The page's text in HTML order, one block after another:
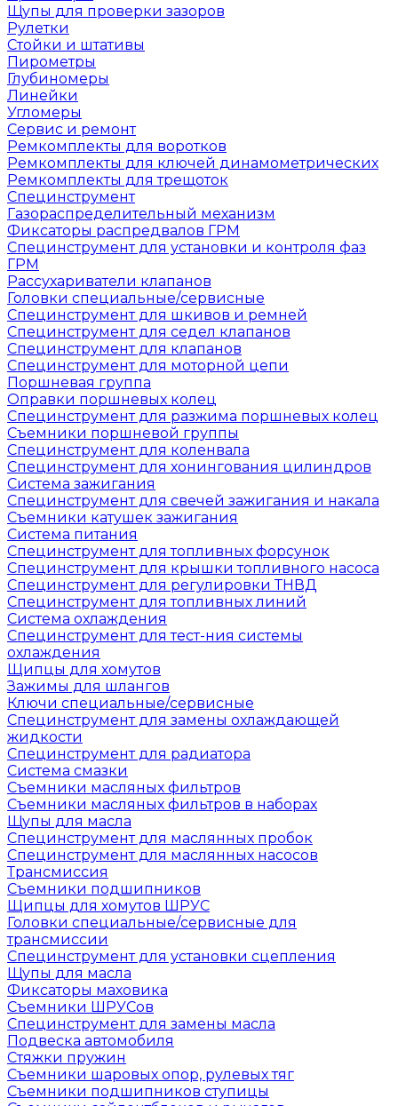
Щупы для проверки зазоров
Рулетки
Стойки и штативы
Пирометры
Глубиномеры
Линейки
Угломеры
Сервис и ремонт
Ремкомплекты для воротков
Ремкомплекты для ключей динамометрических
Ремкомплекты для трещоток
Специнструмент
Газораспределительный механизм
Фиксаторы распредвалов ГРМ
Специнструмент для установки и контроля фаз
ГРМ
Рассухариватели клапанов
Головки специальные/сервисные
Специнструмент для шкивов и ремней
Специнструмент для седел клапанов
Специнструмент для клапанов
Специнструмент для моторной цепи
Поршневая группа
Оправки поршневых колец
Специнструмент для разжима поршневых колец
Съемники поршневой группы
Специнструмент для коленвала
Специнструмент для хонингования цилиндров
Система зажигания
Специнструмент для свечей зажигания и накала
Съемники катушек зажигания
Система питания
Специнструмент для топливных форсунок
Специнструмент для крышки топливного насоса
Специнструмент для регулировки ТНВД
Специнструмент для топливных линий
Система охлаждения
Специнструмент для тест-ния системы
охлаждения
Щипцы для хомутов
Зажимы для шлангов
Ключи специальные/сервисные
Специнструмент для замены охлаждающей
жидкости
Специнструмент для радиатора
Система смазки
Съемники масляных фильтров
Съемники масляных фильтров в наборах
Щупы для масла
Специнструмент для маслянных пробок
Специнструмент для маслянных насосов
Трансмиссия
Съемники подшипников
Щипцы для хомутов ШРУС
Головки специальные/сервисные для
трансмиссии
Специнструмент для установки сцепления
Щупы для масла
Фиксаторы маховика
Съемники ШРУСов
Специнструмент для замены масла
Подвеска автомобиля
Стяжки пружин
Съемники шаровых опор, рулевых тяг
Съемники подшипников ступицы